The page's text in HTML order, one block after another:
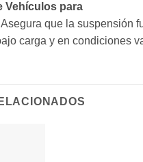
Vehículos para
Asegura que la suspensión
carga y en condiciones